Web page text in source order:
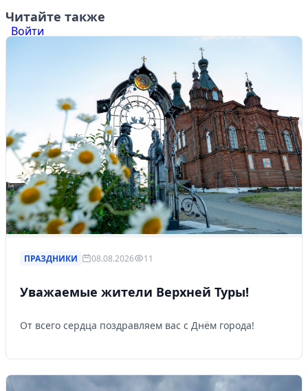
Войти
Управляйте объявлениями, отслеживайте
Читайте также
ПРАЗДНИКИ 08.08.2026 11
Уважаемые жители Верхней Туры!
От всего сердца поздравляем вас с Днём города!